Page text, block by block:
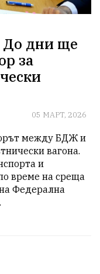
До дни ще
за
05 МАРТ, 2026
между БДЖ и
вагона.
и
време на среща
Федерална